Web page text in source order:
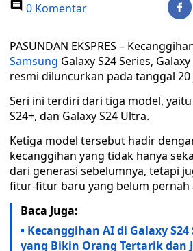
0 Komentar
PASUNDAN EKSPRES –
Samsung Galaxy S24 Series,
resmi diluncurkan pada tanggal 20
Seri ini terdiri dari tiga model, yaitu
S24+, dan Galaxy S24 Ultra.
Ketiga model tersebut hadir
kecanggihan yang tidak hanya
dari generasi sebelumnya, tetapi
fitur-fitur baru yang belum pernah
Baca Juga:
Kecanggihan AI di Galaxy
yang Bikin Orang Tertarik dan